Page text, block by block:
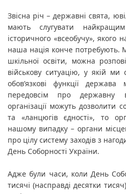
Звісна річ – державні свята,
мають слугувати
історичного «всеобучу»,
наша нація конче потребують.
шкільної освіти, можна
військову ситуацію, у якій ми
обов’язкові функції
передовсім про державну
організації можуть дозволити
та «ланцюгів єдності», то
нашому випадку – органи
про цілу систему заходів з
День Соборності України.
Адже були часи, коли День
тисячі (насправді десятки